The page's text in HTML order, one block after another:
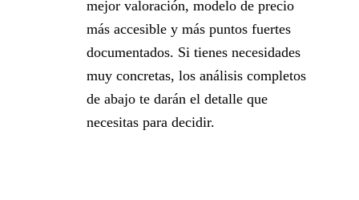
mejor valoración, modelo de precio
más accesible y más puntos fuertes
documentados. Si tienes necesidades
muy concretas, los análisis completos
de abajo te darán el detalle que
necesitas para decidir.